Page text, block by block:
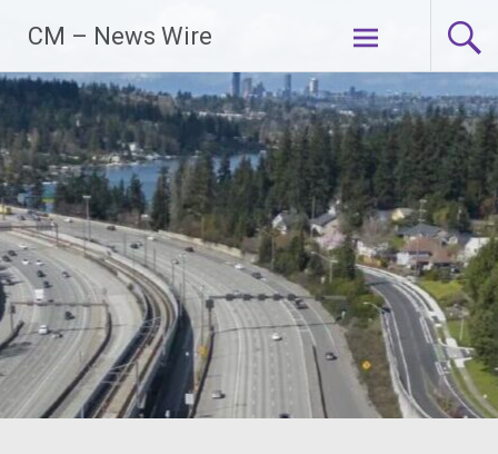
Inhalt
springen
CM – News Wire